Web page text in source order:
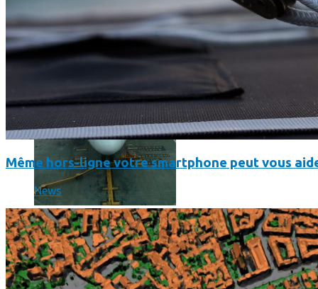
Un boîtier imprimé en 3D va faire tourner Android sur votre
Même hors-ligne votre smartphone peut vous
News